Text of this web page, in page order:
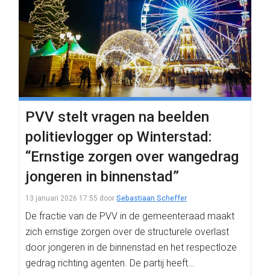
PVV stelt vragen na beelden
politievlogger op Winterstad:
“Ernstige zorgen over wangedrag
jongeren in binnenstad”
13 januari 2026 17:55 door Sebastiaan Scheffer
De fractie van de PVV in de gemeenteraad maakt
zich ernstige zorgen over de structurele overlast
door jongeren in de binnenstad en het respectloze
gedrag richting agenten. De partij heeft…